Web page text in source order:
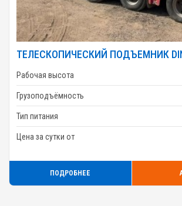
ТЕЛЕСКОПИЧЕСКИЙ ПОДЪЕМНИК
Рабочая высота
Грузоподъёмность
Тип питания
Цена за сутки от
ПОДРОБНЕЕ